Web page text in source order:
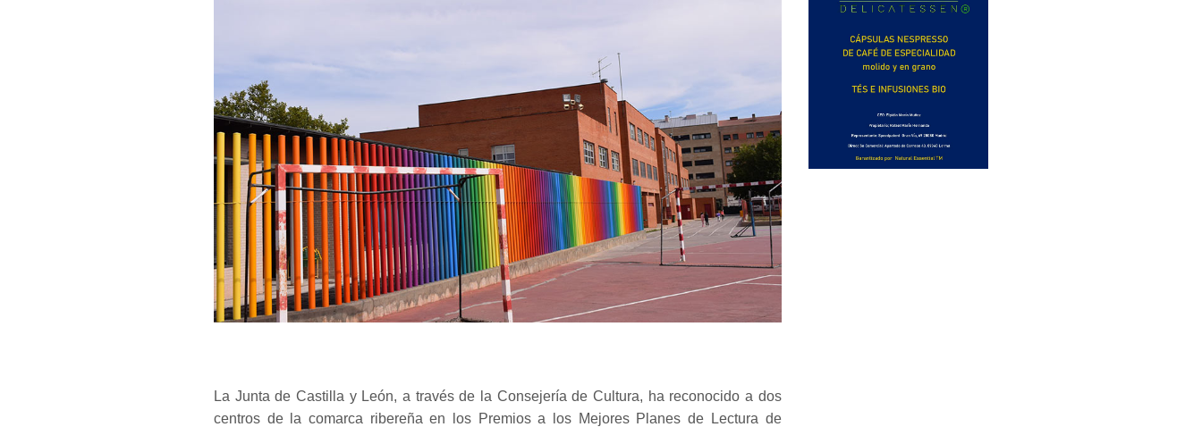
La Junta de Castilla y León, a través de la Consejería de Cultura, ha reconocido a dos
centros de la comarca ribereña en los Premios a los Mejores Planes de Lectura de